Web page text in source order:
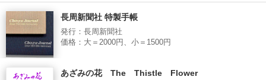
長周新聞社 特製手帳
発行：長周新聞社
価格：大＝2000円、小＝1500円
あざみの花 The Thistle Flower